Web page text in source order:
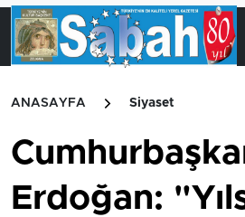
ANASAYFA Siyaset
Erdoğan: